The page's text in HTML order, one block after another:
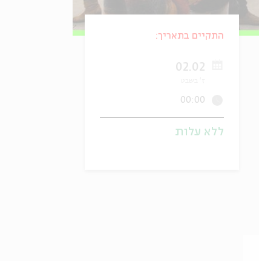
התקיים בתאריך:
02.02
00:00
ללא עלות